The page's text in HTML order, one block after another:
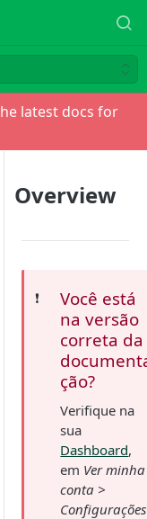
latest docs for
Overview
❗️
Você está
na versão
correta da
ção?
Verifique na
sua
Dashboard,
em Ver minha
conta >
Configurações